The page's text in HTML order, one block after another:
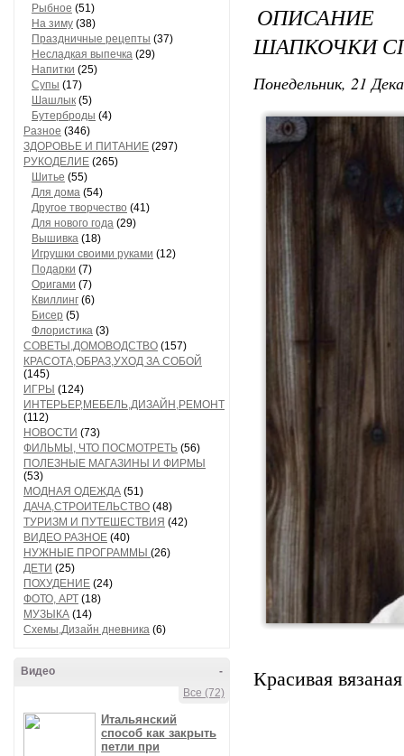
Рыбное (51)
На зиму (38)
Праздничные рецепты (37)
Несладкая выпечка (29)
Напитки (25)
Супы (17)
Шашлык (5)
Бутерброды (4)
Разное (346)
ЗДОРОВЬЕ И ПИТАНИЕ (297)
РУКОДЕЛИЕ (265)
Шитье (55)
Для дома (54)
Другое творчество (41)
Для нового года (29)
Вышивка (18)
Игрушки своими руками (12)
Подарки (7)
Оригами (7)
Квиллинг (6)
Бисер (5)
Флористика (3)
СОВЕТЫ,ДОМОВОДСТВО (157)
КРАСОТА,ОБРАЗ,УХОД ЗА СОБОЙ
(145)
ИГРЫ (124)
ИНТЕРЬЕР,МЕБЕЛЬ,ДИЗАЙН,РЕМОНТ
(112)
НОВОСТИ (73)
ФИЛЬМЫ, ЧТО ПОСМОТРЕТЬ (56)
ПОЛЕЗНЫЕ МАГАЗИНЫ И ФИРМЫ
(53)
МОДНАЯ ОДЕЖДА (51)
ДАЧА,СТРОИТЕЛЬСТВО (48)
ТУРИЗМ И ПУТЕШЕСТВИЯ (42)
ВИДЕО РАЗНОЕ (40)
НУЖНЫЕ ПРОГРАММЫ (26)
ДЕТИ (25)
ПОХУДЕНИЕ (24)
ФОТО, АРТ (18)
МУЗЫКА (14)
Схемы,Дизайн дневника (6)
-
Видео
Все (72)
Итальянский
способ как закрыть
петли при
ШАПКОЧКИ
Понедельник, 21
Красивая